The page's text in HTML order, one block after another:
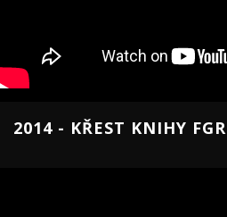
2014 - KŘEST KNIHY FGR